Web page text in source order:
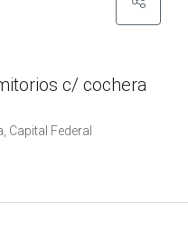
c/ cochera
Capital Federal